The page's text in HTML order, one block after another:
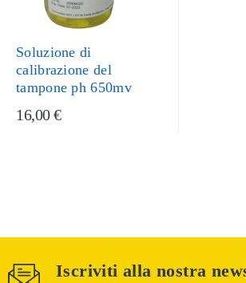
Soluzione di
calibrazione del
tampone ph 650mv
16,00 €
Iscriviti alla nostra